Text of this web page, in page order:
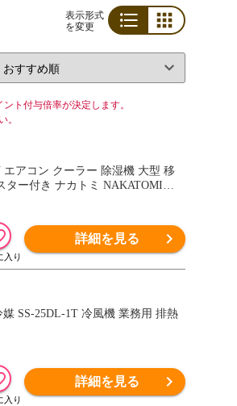
表示形式
を変更
ト付与倍率が決定します。
。
詳細を見る
詳細を見る